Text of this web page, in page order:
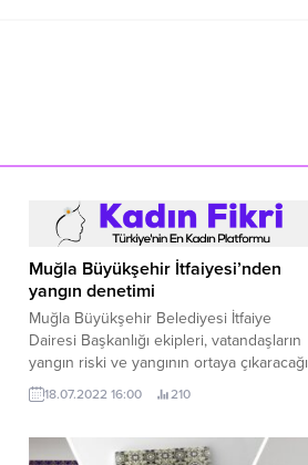
Muğla Büyükşehir İtfaiyesi’nden
yangın denetimi
Muğla Büyükşehir Belediyesi İtfaiye
Dairesi Başkanlığı ekipleri, vatandaşların
yangın riski ve yangının ortaya çıkaracağı
afetlerle karşılaşmaması için il genelinde
vatandaşları bilgilendiriyor.
18.07.2022 16:00 210